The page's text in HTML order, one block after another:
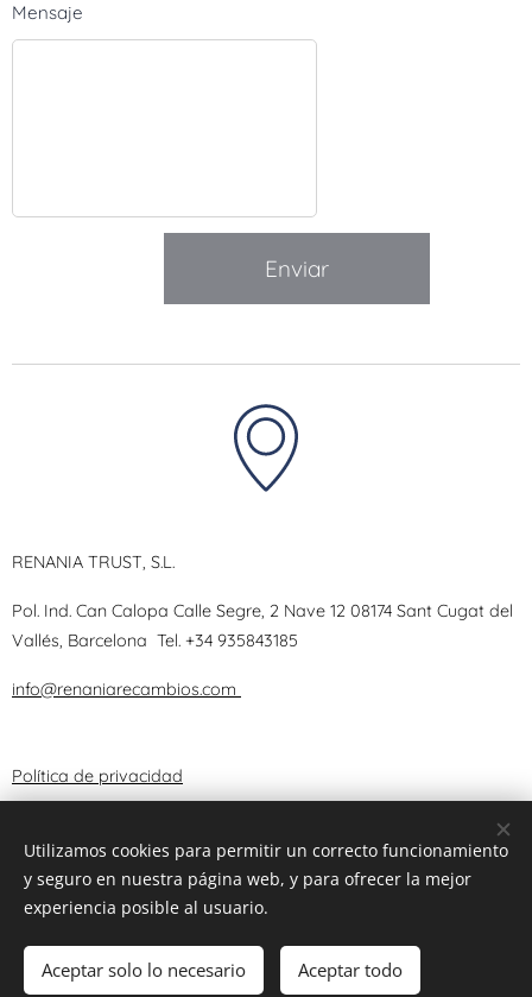
Mensaje
Enviar
RENANIA TRUST, S.L.
Pol. Ind. Can Calopa Calle Segre, 2 Nave 12 08174 Sant Cugat del
Vallés, Barcelona Tel. +34 935843185
info@renaniarecambios.com
Política de privacidad
Términos y Condiciones
Aviso Legal
© 2025 RENANIA TRUST, S.L. Cookies
Utilizamos cookies para permitir un correcto funcionamiento
y seguro en nuestra página web, y para ofrecer la mejor
experiencia posible al usuario.
Aceptar solo lo necesario Aceptar todo